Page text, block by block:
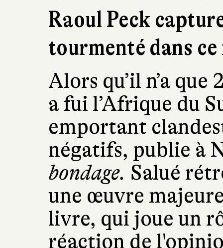
Raoul Peck
tourmenté dans
Alors qu’il n’a
a fui l’Afrique du
emportant
négatifs, publie à
bondage. Salué
une œuvre
livre, qui joue un
réaction de